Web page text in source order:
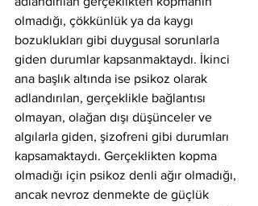
olmadığı, çökkünlük ya da kaygı
bozuklukları gibi duygusal sorunlarla
giden durumlar kapsanmaktaydı. İkinci
ana başlık altında ise psikoz olarak
adlandırılan, gerçeklikle bağlantısı
olmayan, olağan dışı düşünceler ve
algılarla giden, şizofreni gibi durumları
kapsamaktaydı. Gerçeklikten kopma
olmadığı için psikoz denli ağır olmadığı,
ancak nevroz denmekte de güçlük